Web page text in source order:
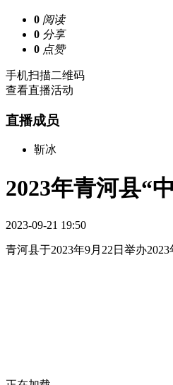
0 阅读
0 分享
0 点赞
手机扫描二维码
查看直播活动
直播成员
靳冰
2023年青河县“
2023-09-21 19:50
青河县于2023年9月22日举办